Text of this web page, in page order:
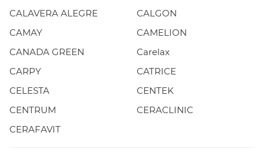
CALAVERA ALEGRE
CALGON
CAMAY
CAMELION
CANADA GREEN
Carelax
CARPY
CATRICE
CELESTA
CENTEK
CENTRUM
CERACLINIC
CERAFAVIT